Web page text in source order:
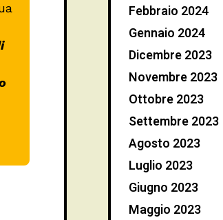
Febbraio 2024
Gennaio 2024
Dicembre 2023
Novembre 2023
Ottobre 2023
Settembre 2023
Agosto 2023
Luglio 2023
Giugno 2023
Maggio 2023